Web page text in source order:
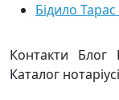
Бідило
Контакти Блог
Каталог